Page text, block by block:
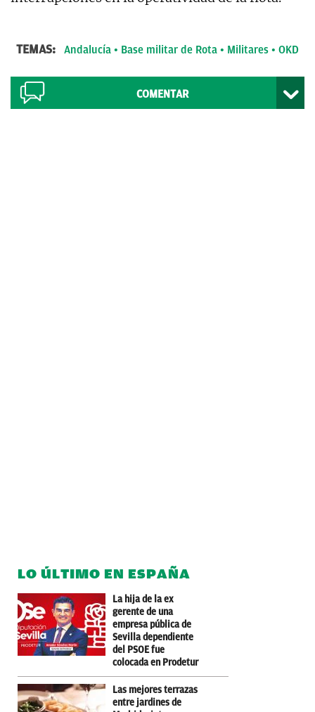
TEMAS: Andalucía Base militar de Rota Militares OKD
COMENTAR
LO ÚLTIMO EN ESPAÑA
La hija de la ex
gerente de una
empresa pública de
Sevilla dependiente
del PSOE fue
colocada en Prodetur
Las mejores terrazas
entre jardines de